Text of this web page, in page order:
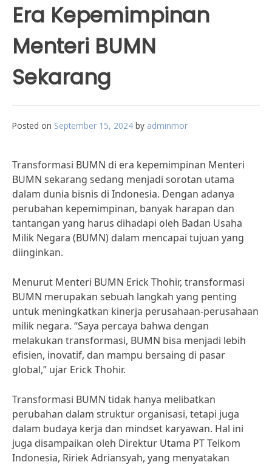
Era Kepemimpinan
Menteri BUMN
Sekarang
Posted on September 15, 2024 by adminmor
Transformasi BUMN di era kepemimpinan Menteri
BUMN sekarang sedang menjadi sorotan utama
dalam dunia bisnis di Indonesia. Dengan adanya
perubahan kepemimpinan, banyak harapan dan
tantangan yang harus dihadapi oleh Badan Usaha
Milik Negara (BUMN) dalam mencapai tujuan yang
diinginkan.
Menurut Menteri BUMN Erick Thohir, transformasi
BUMN merupakan sebuah langkah yang penting
untuk meningkatkan kinerja perusahaan-perusahaan
milik negara. “Saya percaya bahwa dengan
melakukan transformasi, BUMN bisa menjadi lebih
efisien, inovatif, dan mampu bersaing di pasar
global,” ujar Erick Thohir.
Transformasi BUMN tidak hanya melibatkan
perubahan dalam struktur organisasi, tetapi juga
dalam budaya kerja dan mindset karyawan. Hal ini
juga disampaikan oleh Direktur Utama PT Telkom
Indonesia, Ririek Adriansyah, yang menyatakan